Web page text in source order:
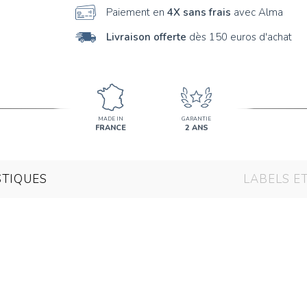
Paiement en 4X sans frais avec Alma
Livraison offerte dès 150 euros d'achat
MADE IN
FRANCE
GARANTIE
2 ANS
LABELS